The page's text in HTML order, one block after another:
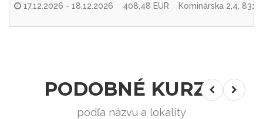
17.12.2026 - 18.12.2026 408,48 EUR Kominárska 2,4,
PODOBNÉ KURZY
podľa názvu a lokality